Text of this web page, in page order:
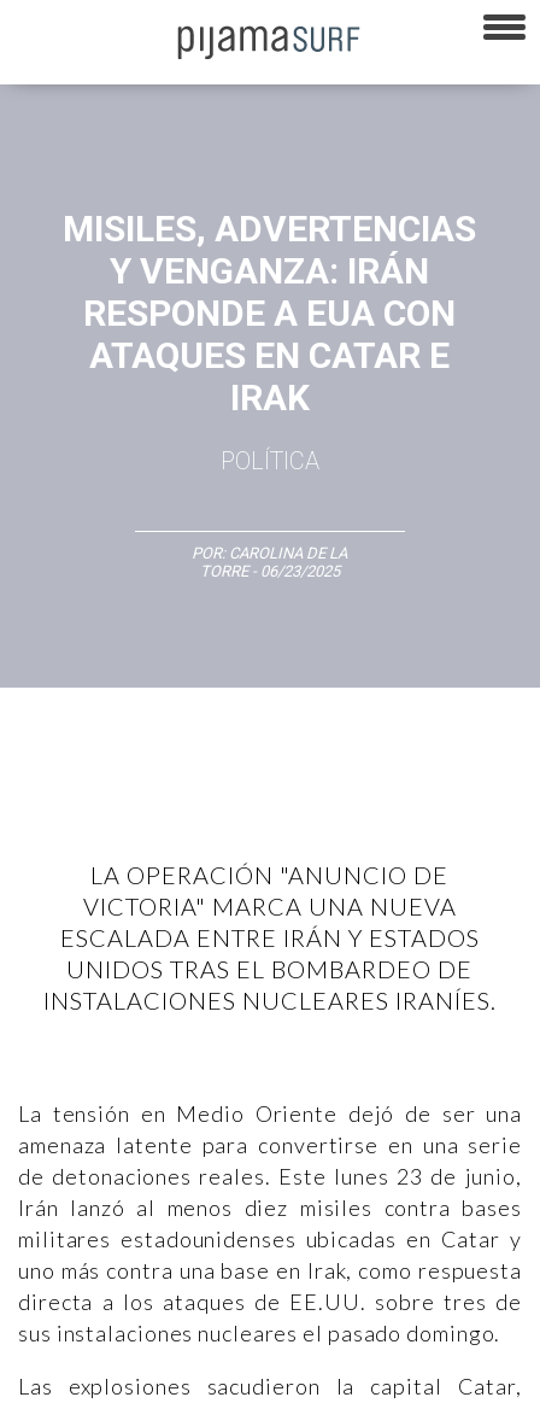
MISILES, ADVERTENCIAS
Y VENGANZA: IRÁN
RESPONDE A EUA CON
ATAQUES EN CATAR E
IRAK
POLÍTICA
POR: CAROLINA DE LA
TORRE- 06/23/2025
LA OPERACIÓN "ANUNCIO DE
VICTORIA" MARCA UNA NUEVA
ESCALADA ENTRE IRÁN Y ESTADOS
UNIDOS TRAS EL BOMBARDEO DE
INSTALACIONES NUCLEARES IRANÍES.
La tensión en Medio Oriente dejó de ser una
amenaza latente para convertirse en una serie
de detonaciones reales. Este lunes 23 de junio,
Irán lanzó al menos diez misiles contra bases
militares estadounidenses ubicadas en Catar y
uno más contra una base en Irak, como respuesta
directa a los ataques de EE.UU. sobre tres de
sus instalaciones nucleares el pasado domingo.
Las explosiones sacudieron la capital Catar,